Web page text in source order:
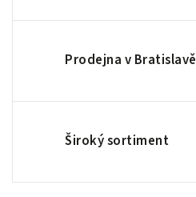
Prodejna v Bratislavě
Široký sortiment